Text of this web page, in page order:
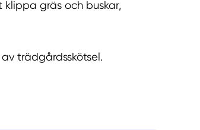
gräs och buskar,
trädgårdsskötsel.